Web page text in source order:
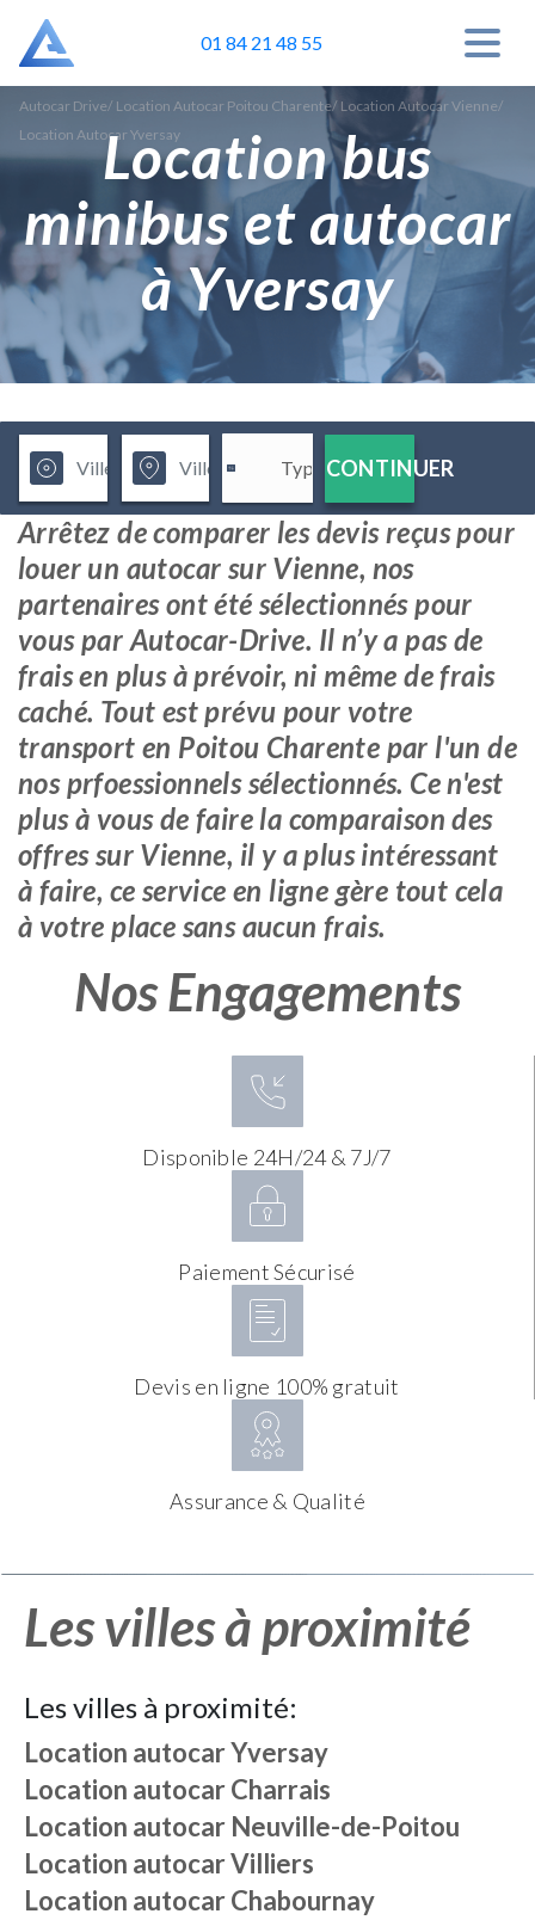
01 84 21 48 55
Autocar Drive/ Location Autocar Poitou Charente/ Location Autocar Vienne/
Location Autocar YversayLocation bus
minibus et autocar
à Yversay
CONTINUER
Arrêtez de comparer les devis reçus pour
louer un autocar sur Vienne, nos
partenaires ont été sélectionnés pour
vous par Autocar-Drive. Il n’y a pas de
frais en plus à prévoir, ni même de frais
caché. Tout est prévu pour votre
transport en Poitou Charente par l'un de
nos prfoessionnels sélectionnés. Ce n'est
plus à vous de faire la comparaison des
offres sur Vienne, il y a plus intéressant
à faire, ce service en ligne gère tout cela
à votre place sans aucun frais.
Nos Engagements
Disponible 24H/24 & 7J/7
Paiement Sécurisé
Devis en ligne 100% gratuit
Assurance & Qualité
Les villes à proximité
Les villes à proximité:
Location autocarYversay
Location autocarCharrais
Location autocar Neuville-de-Poitou
Location autocarVilliers
Location autocarChabournay